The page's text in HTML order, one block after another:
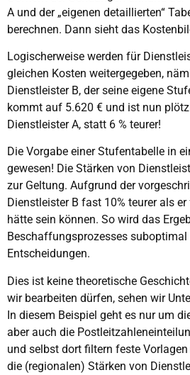
A und der „eigenen detaillierten“
berechnen. Dann sieht das
Logischerweise werden für
gleichen Kosten weitergegeben,
Dienstleister B, der seine eigene
kommt auf 5.620 € und ist nun
Dienstleister A, statt 6 % teurer!
Die Vorgabe einer Stufentabelle in
gewesen! Die Stärken von
zur Geltung. Aufgrund der
Dienstleister B fast 10% teurer als
hätte sein können. So wird das
Beschaffungsprozesses
Entscheidungen.
Dies ist keine theoretische
wir bearbeiten dürfen, sehen wir
In diesem Beispiel geht es nur um
aber auch die
und selbst dort filtern feste
die (regionalen) Stärken von